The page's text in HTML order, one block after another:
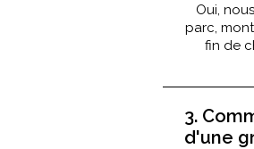
Oui,
parc,
fin de
3.
d'une